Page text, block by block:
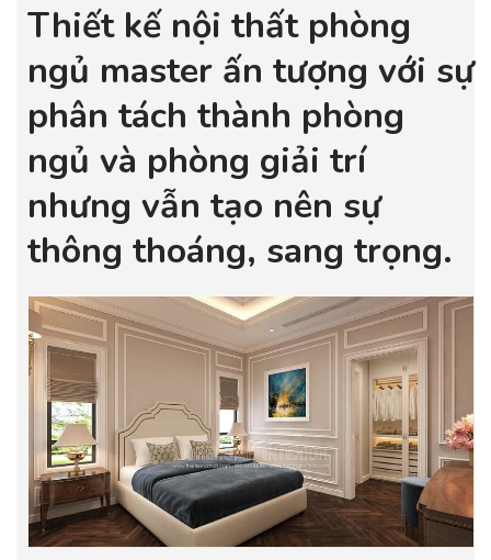
Thiết kế nội thất phòng
ngủ master ấn tượng với sự
phân tách thành phòng
ngủ và phòng giải trí
nhưng vẫn tạo nên sự
thông thoáng, sang trọng.